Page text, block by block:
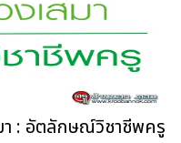
: อัตลักษณ์วิชาชีพครู